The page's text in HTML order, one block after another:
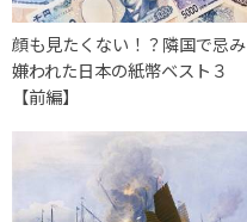
顔も見たくない！？隣国で忌み
嫌われた日本の紙幣ベスト３
【前編】